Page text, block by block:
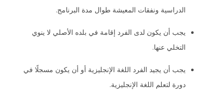
الدراسية ونفقات المعيشة طوال مدة البرنامج.
يجب أن يكون لدى الفرد إقامة في بلده الأصلي لا ينوي
التخلي عنها.
يجب أن يجيد الفرد اللغة الإنجليزية أو أن يكون مسجلًا في
دورة لتعلم اللغة الإنجليزية.